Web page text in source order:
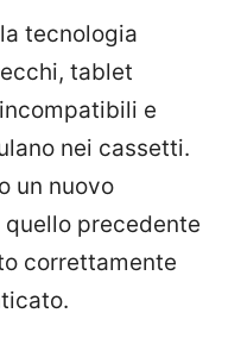
tecnologia
tablet
e
nei cassetti.
un nuovo
precedente
correttamente